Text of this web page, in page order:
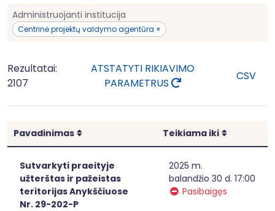
Administruojanti institucija
Centrinė projektų valdymo agentūra ×
Rezultatai:
2107
ATSTATYTI RIKIAVIMO
PARAMETRUS
CSV
Pavadinimas Rikiuoti Teikiama iki Rikiuoti
Sutvarkyti praeityje
užterštas ir pažeistas
teritorijas Anykščiuose
Nr. 29-202-P
2025 m.
balandžio 30 d. 17:00
Pasibaigęs